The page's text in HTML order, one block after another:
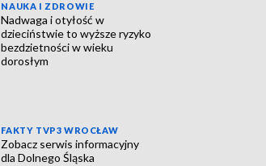
NAUKA I ZDROWIE
Nadwaga i otyłość w
dzieciństwie to wyższe ryzyko
bezdzietności w wieku
dorosłym
FAKTY TVP3 WROCŁAW
Zobacz serwis informacyjny
dla Dolnego Śląska